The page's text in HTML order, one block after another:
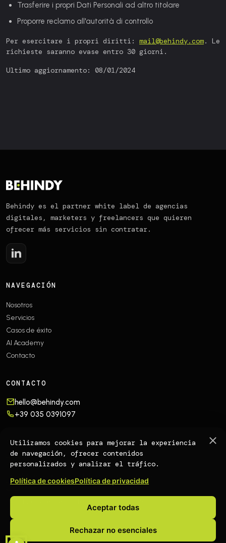
Utilizamos cookies para mejorar la experiencia
de navegación, ofrecer contenidos
personalizados y analizar el tráfico.
Política de cookiesPolítica de privacidad
Aceptar todas
Rechazar no esenciales
Trasferire i propri Dati Personali ad altro titolare
Proporre reclamo all'autorità di controllo
Per esercitare i propri diritti: mail@behindy.com. Le
richieste saranno evase entro 30 giorni.
Ultimo aggiornamento: 08/01/2024
Behindy es el partner white label de agencias
digitales, marketers y freelancers que quieren
ofrecer más servicios sin contratar.
NAVEGACIÓN
Nosotros
Servicios
Casos de éxito
AI Academy
Contacto
CONTACTO
hello@behindy.com
+39 035 0391097
OFFICES
🇮🇹 EUROPE
🇺🇸USA
4770 Biscayne Blvd Suite 960